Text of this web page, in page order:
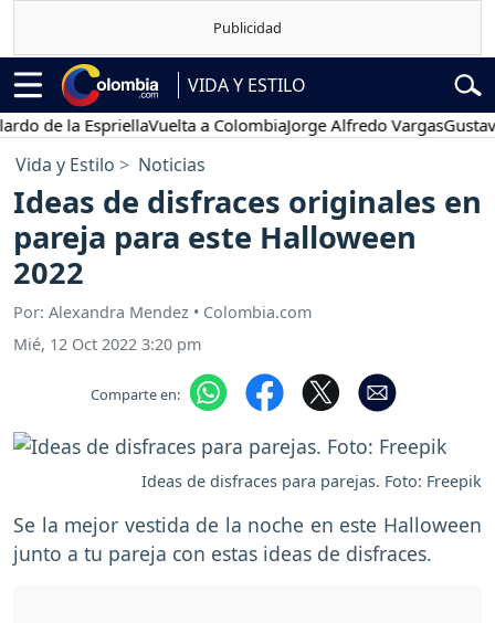
VIDA Y ESTILO
la EspriellaVuelta a ColombiaJorge Alfredo VargasGustavo
Vida y Estilo Noticias
Ideas de disfraces originales en
pareja para este Halloween
2022
Por: Alexandra Mendez • Colombia.com
Mié, 12 Oct 2022 3:20 pm
Comparte en:
Ideas de disfraces para parejas. Foto: Freepik
Se la mejor vestida de la noche en este Halloween
junto a tu pareja con estas ideas de disfraces.